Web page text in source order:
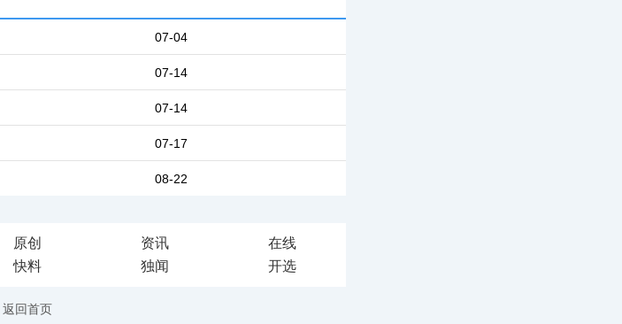
07-04
07-14
07-14
07-17
08-22
原创 资讯
在线
快料 独闻 开选
返回首页